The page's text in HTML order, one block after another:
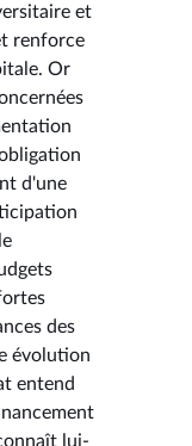
et
renforce
Or
d'une
des
évolution
entend
lui-